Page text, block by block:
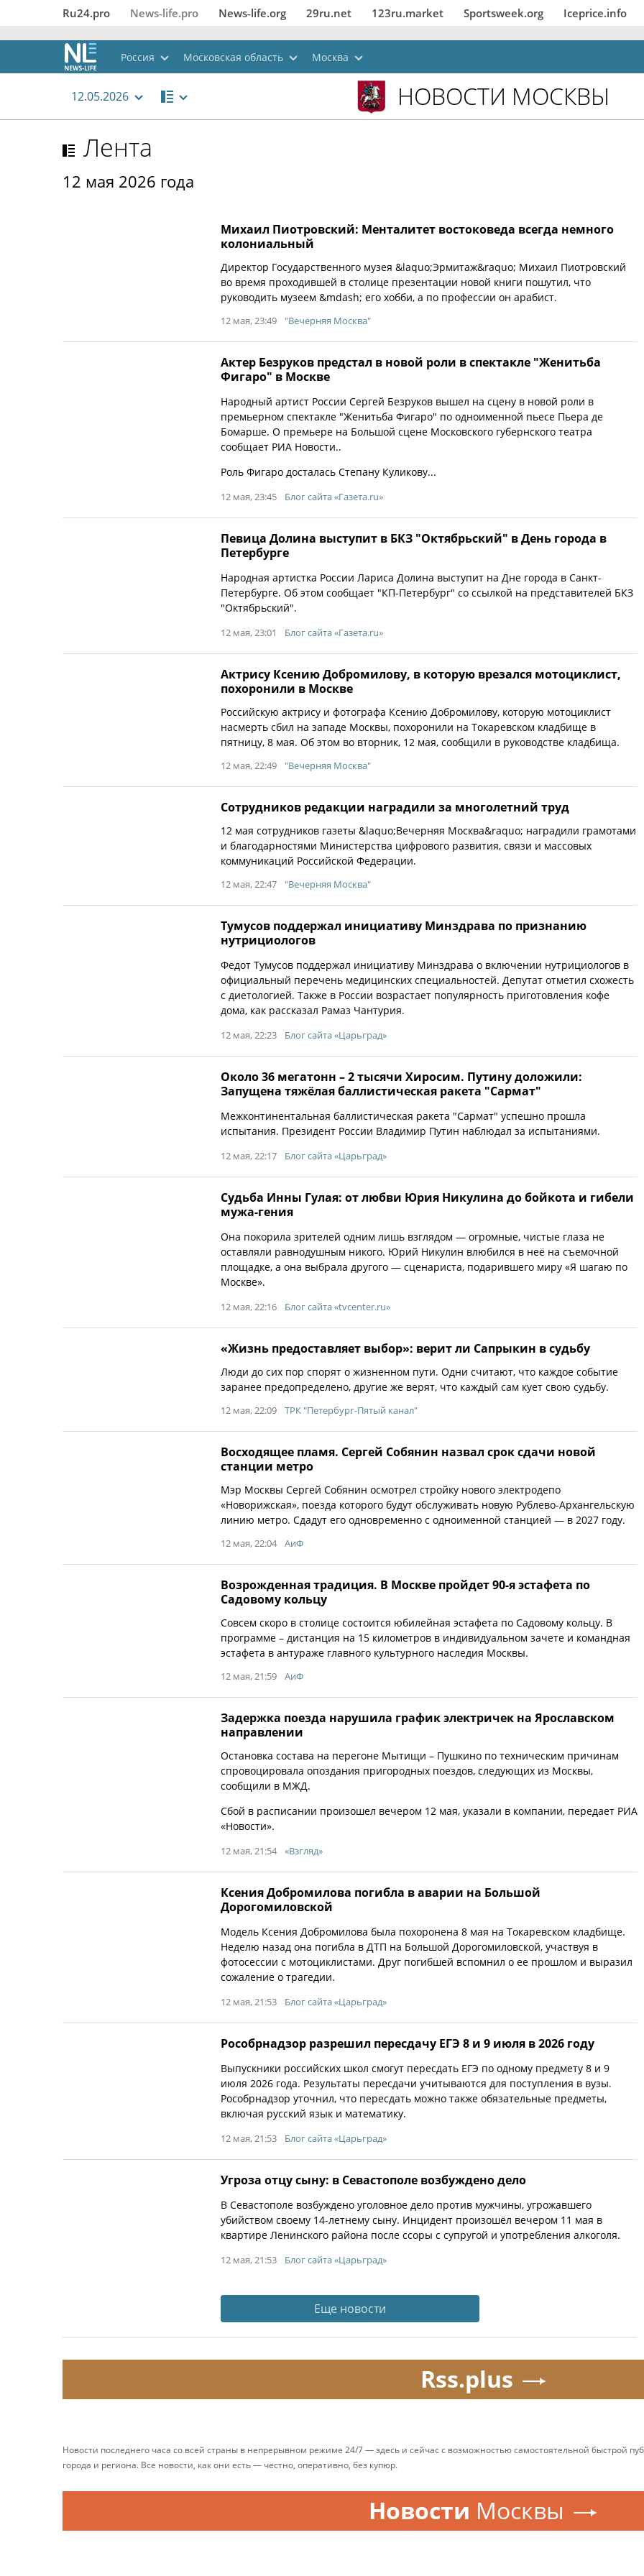
Ru24.pro News‑life.pro News‑life.org 29ru.net 123ru.market Sportsweek.org Iceprice.info
Россия Московская область Москва
12.05.2026 НОВОСТИ МОСКВЫ
Лента
12 мая 2026 года
Михаил Пиотровский: Менталитет востоковеда всегда немного
колониальный
Директор Государственного музея &laquo;Эрмитаж&raquo; Михаил Пиотровский
во время проходившей в столице презентации новой книги пошутил, что
руководить музеем &mdash; его хобби, а по профессии он арабист.
12 мая, 23:49 "Вечерняя Москва"
Актер Безруков предстал в новой роли в спектакле "Женитьба
Фигаро" в Москве
Народный артист России Сергей Безруков вышел на сцену в новой роли в
премьерном спектакле "Женитьба Фигаро" по одноименной пьесе Пьера де
Бомарше. О премьере на Большой сцене Московского губернского театра
сообщает РИА Новости..
Роль Фигаро досталась Степану Куликову...
12 мая, 23:45 Блог сайта «Газета.ru»
Певица Долина выступит в БКЗ "Октябрьский" в День города в
Петербурге
Народная артистка России Лариса Долина выступит на Дне города в Санкт-
Петербурге. Об этом сообщает "КП-Петербург" со ссылкой на представителей БКЗ
"Октябрьский".
12 мая, 23:01 Блог сайта «Газета.ru»
Актрису Ксению Добромилову, в которую врезался мотоциклист,
похоронили в Москве
Российскую актрису и фотографа Ксению Добромилову, которую мотоциклист
насмерть сбил на западе Москвы, похоронили на Токаревском кладбище в
пятницу, 8 мая. Об этом во вторник, 12 мая, сообщили в руководстве кладбища.
12 мая, 22:49 "Вечерняя Москва"
Сотрудников редакции наградили за многолетний труд
12 мая сотрудников газеты &laquo;Вечерняя Москва&raquo; наградили грамотами
и благодарностями Министерства цифрового развития, связи и массовых
коммуникаций Российской Федерации.
12 мая, 22:47 "Вечерняя Москва"
Тумусов поддержал инициативу Минздрава по признанию
нутрициологов
Федот Тумусов поддержал инициативу Минздрава о включении нутрициологов в
официальный перечень медицинских специальностей. Депутат отметил схожесть
с диетологией. Также в России возрастает популярность приготовления кофе
дома, как рассказал Рамаз Чантурия.
12 мая, 22:23 Блог сайта «Царьград»
Около 36 мегатонн – 2 тысячи Хиросим. Путину доложили:
Запущена тяжёлая баллистическая ракета "Сармат"
Межконтинентальная баллистическая ракета "Сармат" успешно прошла
испытания. Президент России Владимир Путин наблюдал за испытаниями.
12 мая, 22:17 Блог сайта «Царьград»
Судьба Инны Гулая: от любви Юрия Никулина до бойкота и гибели
мужа-гения
Она покорила зрителей одним лишь взглядом — огромные, чистые глаза не
оставляли равнодушным никого. Юрий Никулин влюбился в неё на съемочной
площадке, а она выбрала другого — сценариста, подарившего миру «Я шагаю по
Москве».
12 мая, 22:16 Блог сайта «tvcenter.ru»
«Жизнь предоставляет выбор»: верит ли Сапрыкин в судьбу
Люди до сих пор спорят о жизненном пути. Одни считают, что каждое событие
заранее предопределено, другие же верят, что каждый сам кует свою судьбу.
12 мая, 22:09 ТРК "Петербург-Пятый канал"
Восходящее пламя. Сергей Собянин назвал срок сдачи новой
станции метро
Мэр Москвы Сергей Собянин осмотрел стройку нового электродепо
«Новорижская», поезда которого будут обслуживать новую Рублево-Архангельскую
линию метро. Сдадут его одновременно с одноименной станцией — в 2027 году.
12 мая, 22:04 АиФ
Возрожденная традиция. В Москве пройдет 90-я эстафета по
Садовому кольцу
Совсем скоро в столице состоится юбилейная эстафета по Садовому кольцу. В
программе – дистанция на 15 километров в индивидуальном зачете и командная
эстафета в антураже главного культурного наследия Москвы.
12 мая, 21:59 АиФ
Задержка поезда нарушила график электричек на Ярославском
направлении
Остановка состава на перегоне Мытищи – Пушкино по техническим причинам
спровоцировала опоздания пригородных поездов, следующих из Москвы,
сообщили в МЖД.
Сбой в расписании произошел вечером 12 мая, указали в компании, передает РИА
«Новости».
12 мая, 21:54 «Взгляд»
Ксения Добромилова погибла в аварии на Большой
Дорогомиловской
Модель Ксения Добромилова была похоронена 8 мая на Токаревском кладбище.
Неделю назад она погибла в ДТП на Большой Дорогомиловской, участвуя в
фотосессии с мотоциклистами. Друг погибшей вспомнил о ее прошлом и выразил
сожаление о трагедии.
12 мая, 21:53 Блог сайта «Царьград»
Рособрнадзор разрешил пересдачу ЕГЭ 8 и 9 июля в 2026 году
Выпускники российских школ смогут пересдать ЕГЭ по одному предмету 8 и 9
июля 2026 года. Результаты пересдачи учитываются для поступления в вузы.
Рособрнадзор уточнил, что пересдать можно также обязательные предметы,
включая русский язык и математику.
12 мая, 21:53 Блог сайта «Царьград»
Угроза отцу сыну: в Севастополе возбуждено дело
В Севастополе возбуждено уголовное дело против мужчины, угрожавшего
убийством своему 14-летнему сыну. Инцидент произошёл вечером 11 мая в
квартире Ленинского района после ссоры с супругой и употребления алкоголя.
12 мая, 21:53 Блог сайта «Царьград»
Еще новости
Rss.plus
Новости последнего часа со всей страны в непрерывном режиме 24/7 — здесь и сейчас с возможностью самостоятельной быстрой
города и региона. Все новости, как они есть — честно, оперативно, без купюр.
Новости Москвы